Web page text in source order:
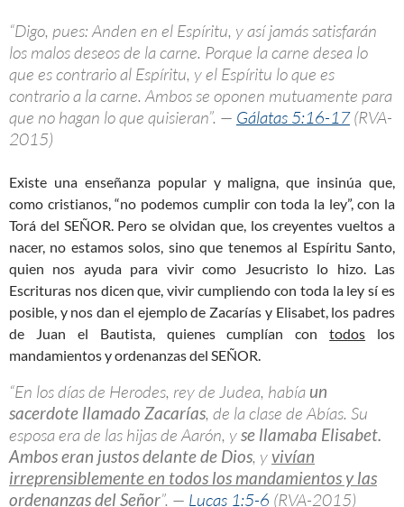
“Digo, pues: Anden en el Espíritu, y así jamás satisfarán
los malos deseos de la carne. Porque la carne desea lo
que es contrario al Espíritu, y el Espíritu lo que es
contrario a la carne. Ambos se oponen mutuamente para
que no hagan lo que quisieran”. — Gálatas 5:16-17(RVA-
2015)
Existe una enseñanza popular y maligna, que insinúa que,
como cristianos, “no podemos cumplir con toda la ley”, con la
Torá del SEÑOR. Pero se olvidan que, los creyentes vueltos a
nacer, no estamos solos, sino que tenemos al Espíritu Santo,
quien nos ayuda para vivir como Jesucristo lo hizo. Las
Escrituras nos dicen que, vivir cumpliendo con toda la ley sí es
posible, y nos dan el ejemplo de Zacarías y Elisabet, los padres
de Juan el Bautista, quienes cumplían contodos los
mandamientos y ordenanzas del SEÑOR.
“En los días de Herodes, rey de Judea, había un
sacerdote llamado Zacarías, de la clase de Abías. Su
esposa era de las hijas de Aarón, yse llamaba Elisabet.
Ambos eran justos delante de Dios, y vivían
irreprensiblemente en todos los mandamientos y las
ordenanzas del Señor”. — Lucas 1:5-6 (RVA-2015)